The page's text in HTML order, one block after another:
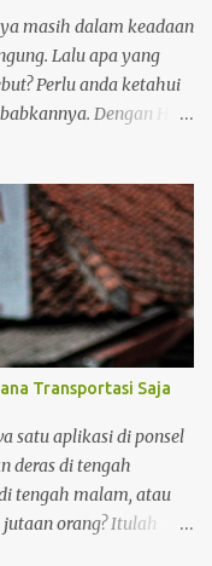
berbahaya. Seperti
sakit perut. Bahan...
masih dalam keadaan
Lalu apa yang
Perlu anda ketahui
Dengan HP
LCD HP Tidak
maju dalam hal
touch screen
dan menjadi hal yang
sentuh dapat
dipakai dalam banyak
HP yang dibekali layar
lebih elegan dan
HP dengan layar
perhatian yang lebih.
Transportasi Saja
satu aplikasi di ponsel
deras di tengah
tengah malam, atau
orang? Itulah